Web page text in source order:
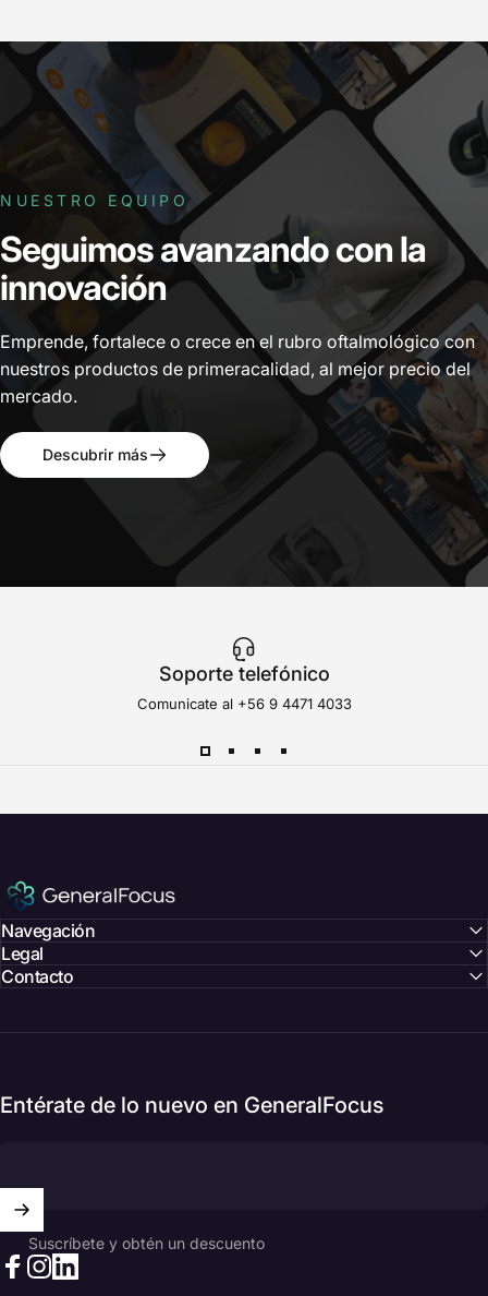
NUESTRO EQUIPO
Seguimosavanzandocon la
innovación
Emprende, fortalece o crece en el rubro oftalmológico con
nuestros productos de primeracalidad, al mejor precio del
mercado.
Descubrir más
Soporte telefónico
Comunicate al +56 9 4471 4033
GeneralFocus Chile
Navegación
Legal
Contacto
Entérate de lo nuevo en GeneralFocus
Suscríbete y obtén un descuento